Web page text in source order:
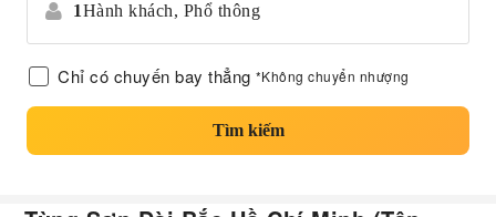
1Hành khách, Phổ thông
Chỉ có chuyến bay thẳng *Không chuyển nhượng
Tìm kiếm